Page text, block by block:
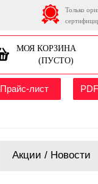
Только
МОЯ КОРЗИНА
(ПУСТО)
Прайс-лист
Акции / Новости